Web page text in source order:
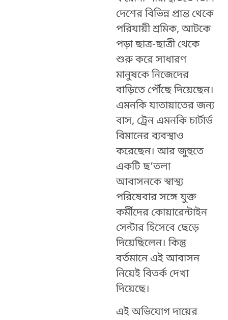
দেশের বিভিন্ন প্রান্ত থেকে
পরিযায়ী শ্রমিক, আটকে
পড়া ছাত্র-ছাত্রী থেকে
শুরু করে সাধারণ
মানুষকে নিজেদের
বাড়িতে পৌঁছে দিয়েছেন।
এমনকি যাতায়াতের জন্য
বাস, ট্রেন এমনকি চার্টার্ড
বিমানের ব্যবস্থাও
করেছেন। আর জুহুতে
একটি ছ’তলা
আবাসনকে স্বাস্থ্য
পরিষেবার সঙ্গে যুক্ত
কর্মীদের কোয়ারেন্টাইন
সেন্টার হিসেবে ছেড়ে
দিয়েছিলেন। কিন্তু
বর্তমানে এই আবাসন
নিয়েই বিতর্ক দেখা
দিয়েছে।
এই অভিযোগ দায়ের